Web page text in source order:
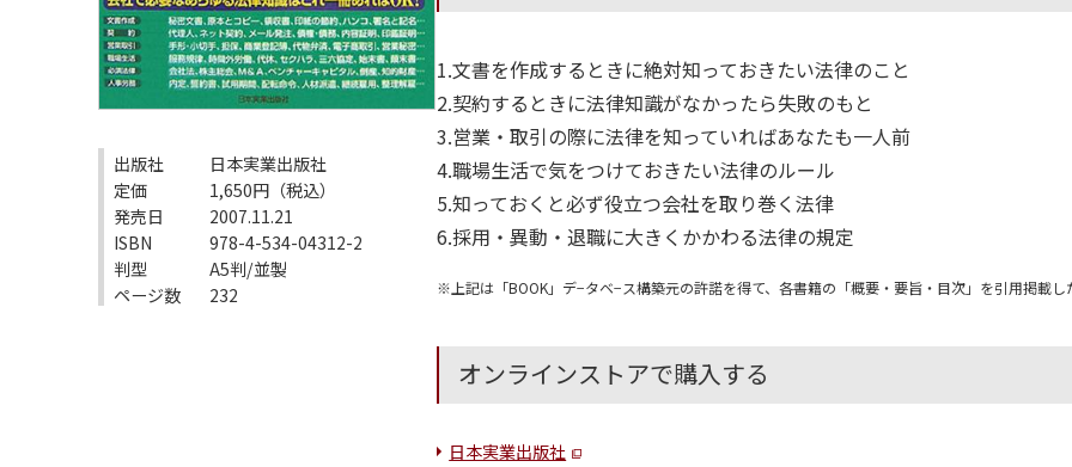
出版社
日本実業出版社
定価
1,650円（税込）
発売日
2007.11.21
ISBN
978-4-534-04312-2
判型
A5判/並製
ページ数
232
1.文書を作成するときに絶対知っておきたい法律のこと
2.契約するときに法律知識がなかったら失敗のもと
3.営業・取引の際に法律を知っていればあなたも一人前
4.職場生活で気をつけておきたい法律のルール
5.知っておくと必ず役立つ会社を取り巻く法律
6.採用・異動・退職に大きくかかわる法律の規定
※上記は「BOOK」デ−タベ−ス構築元の許諾を得て、各書籍の「概要・要旨・目次」を引用掲載し
オンラインストアで購入する
日本実業出版社